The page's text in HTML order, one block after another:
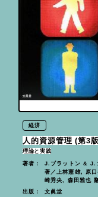
経済
人的資源管理 (第3
理論と実践
著者：
J.ブラットン & J.
著／上林憲雄, 原
崎秀央, 森田雅也
出版： 文眞堂